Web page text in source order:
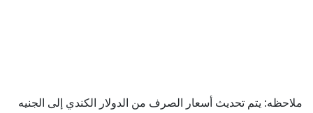
ملاحظه: يتم تحديث أسعار الصرف من الدولار الكندي إلى الجنيه